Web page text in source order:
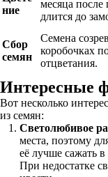
ние
месяца после
длится до
Сбор
семян
Семена
коробочках
отцветания.
Интересные
Вот несколько
из семян:
Светолюбивое
места, поэтому
её лучше сажать
При недостатке